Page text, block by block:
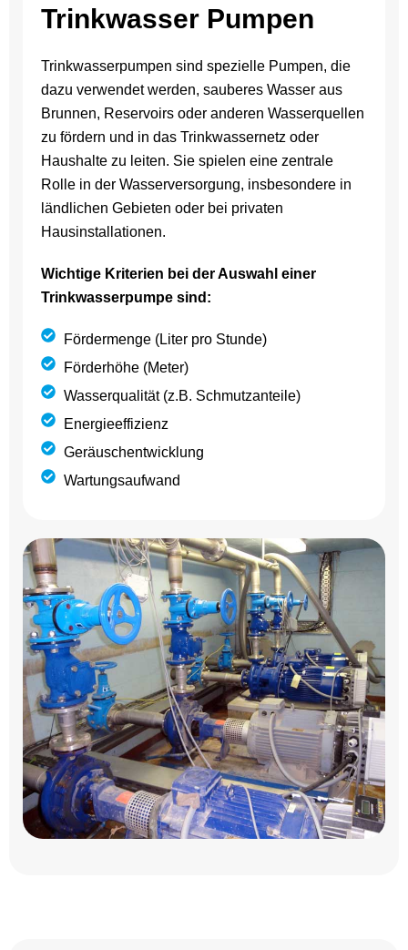
Trinkwasser Pumpen
Trinkwasserpumpen sind spezielle Pumpen, die
dazu verwendet werden, sauberes Wasser aus
Brunnen, Reservoirs oder anderen Wasserquellen
zu fördern und in das Trinkwassernetz oder
Haushalte zu leiten. Sie spielen eine zentrale
Rolle in der Wasserversorgung, insbesondere in
ländlichen Gebieten oder bei privaten
Hausinstallationen.
Wichtige Kriterien bei der Auswahl einer
Trinkwasserpumpe sind:
Fördermenge (Liter pro Stunde)
Förderhöhe (Meter)
Wasserqualität (z.B. Schmutzanteile)
Energieeffizienz
Geräuschentwicklung
Wartungsaufwand